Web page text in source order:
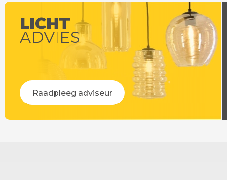
LICHT
ADVIES
Raadpleeg adviseur